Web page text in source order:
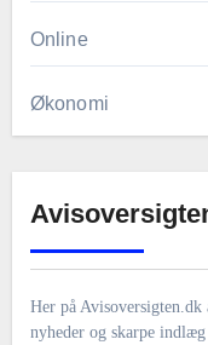
Online
Økonomi
Her på
nyheder og skarpe